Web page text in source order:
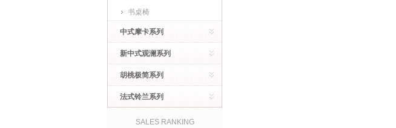
书桌椅
中式摩卡系列
新中式观澜系列
胡桃极简系列
法式铃兰系列
SALES RANKING